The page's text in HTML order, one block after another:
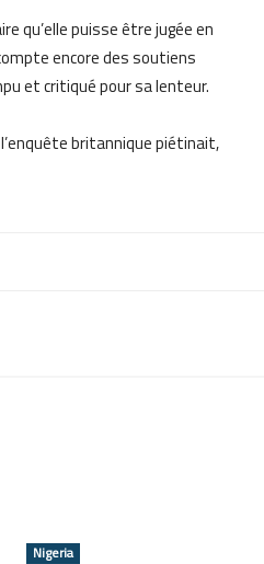
qu’elle puisse être jugée en
encore des soutiens
et critiqué pour sa lenteur.
britannique piétinait,
Nigeria